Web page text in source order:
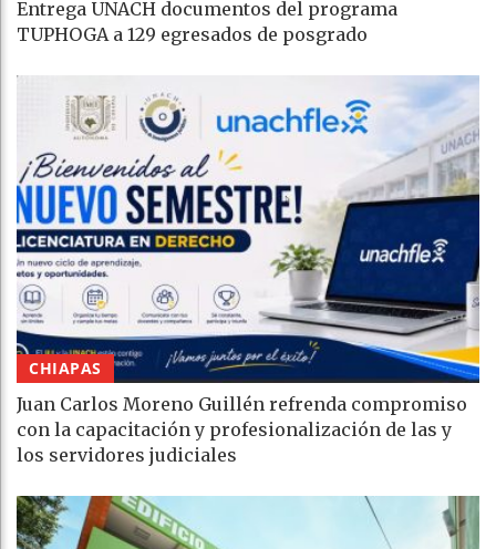
Entrega UNACH documentos del programa
TUPHOGA a 129 egresados de posgrado
CHIAPAS
Juan Carlos Moreno Guillén refrenda compromiso
con la capacitación y profesionalización de las y
los servidores judiciales